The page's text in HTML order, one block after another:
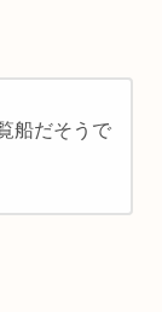
船だそうで